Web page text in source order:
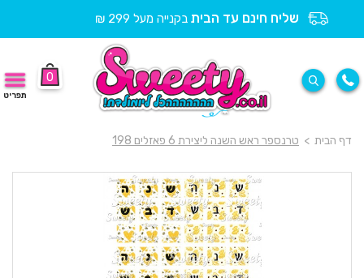
שליח חינם עד הבית בקנייה מעל 299 ₪
0
תפריט
דף הבית > טרנספר ראש השנה ליצירת 6 פאזלים 198